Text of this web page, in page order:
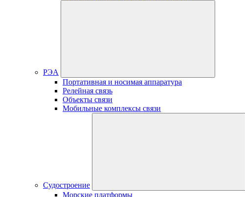
РЭА
Портативная и носимая аппаратура
Релейная связь
Объекты связи
Мобильные комплексы связи
Судостроение
Морские платформы